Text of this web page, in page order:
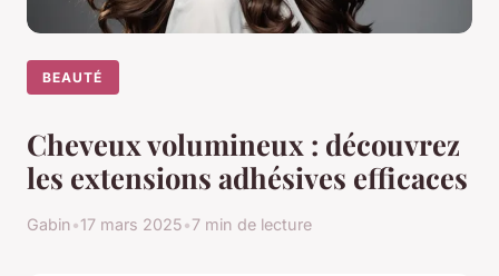
BEAUTÉ
Cheveux volumineux : découvrez
les extensions adhésives efficaces
Gabin•17 mars 2025•7 min de lecture